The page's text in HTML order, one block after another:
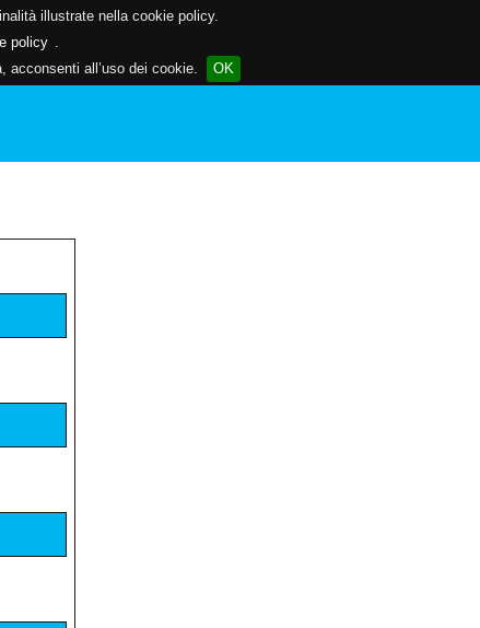
illustrate nella cookie policy.
policy .
acconsenti all’uso dei cookie.
OK